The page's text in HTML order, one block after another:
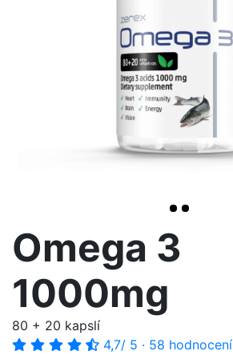
Omega 3
1000mg
80 + 20 kapslí
4,7/ 5 · 58 hodnocení